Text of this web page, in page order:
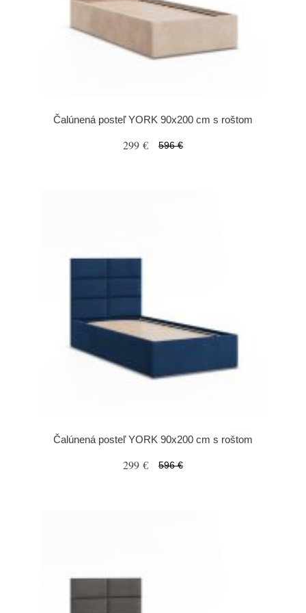
Čalúnená posteľ YORK 90x200 cm s roštom
299 € 596 €
Čalúnená posteľ YORK 90x200 cm s roštom
299 € 596 €